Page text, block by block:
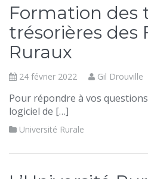
Formation des
trésorières des
Ruraux
24 février 2022 Gil Drouville
Pour répondre à vos
logiciel de […]
Université Rurale